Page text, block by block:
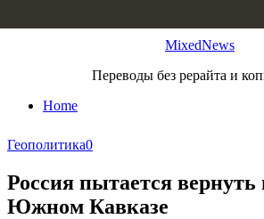
MixedNews
Переводы без рерайта и
Home
Геополитика0
Россия пытается вернуть
Южном Кавказе